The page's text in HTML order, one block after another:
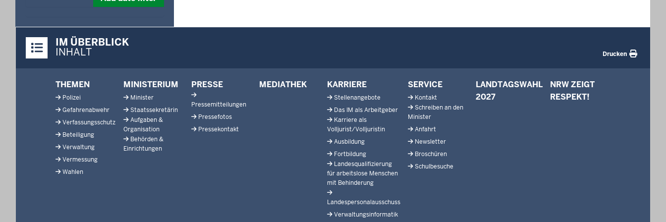
format:
dd.mm.yyyy
Inhalte
IM ÜBERBLICK
INHALT Drucken
THEMEN
Polizei
Gefahrenabwehr
Verfassungsschutz
Beteiligung
Verwaltung
Vermessung
Wahlen
MINISTERIUM
Minister
Staatssekretärin
Aufgaben &
Organisation
Behörden &
Einrichtungen
PRESSE
Pressemitteilungen
Pressefotos
Pressekontakt
MEDIATHEK KARRIERE
Stellenangebote
Das IM als Arbeitgeber
Karriere als
Volljurist/Volljuristin
Ausbildung
Fortbildung
Landesqualifizierung
für arbeitslose Menschen
mit Behinderung
Landespersonalausschuss
Verwaltungsinformatik
SERVICE
Kontakt
Schreiben an den
Minister
Anfahrt
Newsletter
Broschüren
Schulbesuche
LANDTAGSWAHL
2027
NRW ZEIGT
RESPEKT!